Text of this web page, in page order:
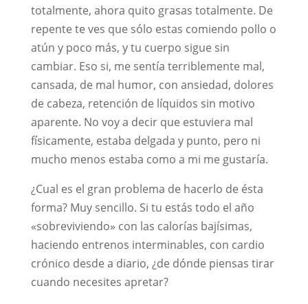
totalmente, ahora quito grasas totalmente. De
repente te ves que sólo estas comiendo pollo o
atún y poco más, y tu cuerpo sigue sin
cambiar. Eso si, me sentía terriblemente mal,
cansada, de mal humor, con ansiedad, dolores
de cabeza, retención de líquidos sin motivo
aparente. No voy a decir que estuviera mal
físicamente, estaba delgada y punto, pero ni
mucho menos estaba como a mi me gustaría.
¿Cual es el gran problema de hacerlo de ésta
forma? Muy sencillo. Si tu estás todo el año
«sobreviviendo» con las calorías bajísimas,
haciendo entrenos interminables, con cardio
crónico desde a diario, ¿de dónde piensas tirar
cuando necesites apretar?